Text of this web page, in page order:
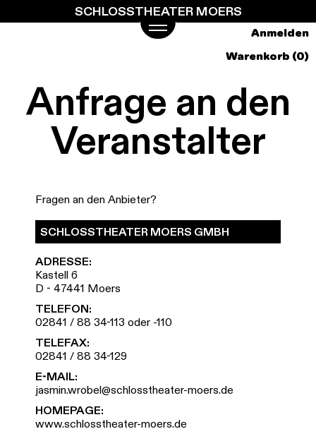
SCHLOSSTHEATER MOERS
Anmelden
Warenkorb (0)
Anfrage an den
Veranstalter
Fragen an den Anbieter?
SCHLOSSTHEATER MOERS GMBH
ADRESSE:
Kastell 6
D - 47441 Moers
TELEFON:
02841 / 88 34-113 oder -110
TELEFAX:
02841 / 88 34-129
E-MAIL:
jasmin.wrobel@schlosstheater-moers.de
HOMEPAGE:
www.schlosstheater-moers.de